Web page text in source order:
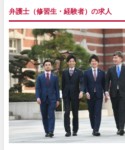
弁護士（修習生・経験者）の求人